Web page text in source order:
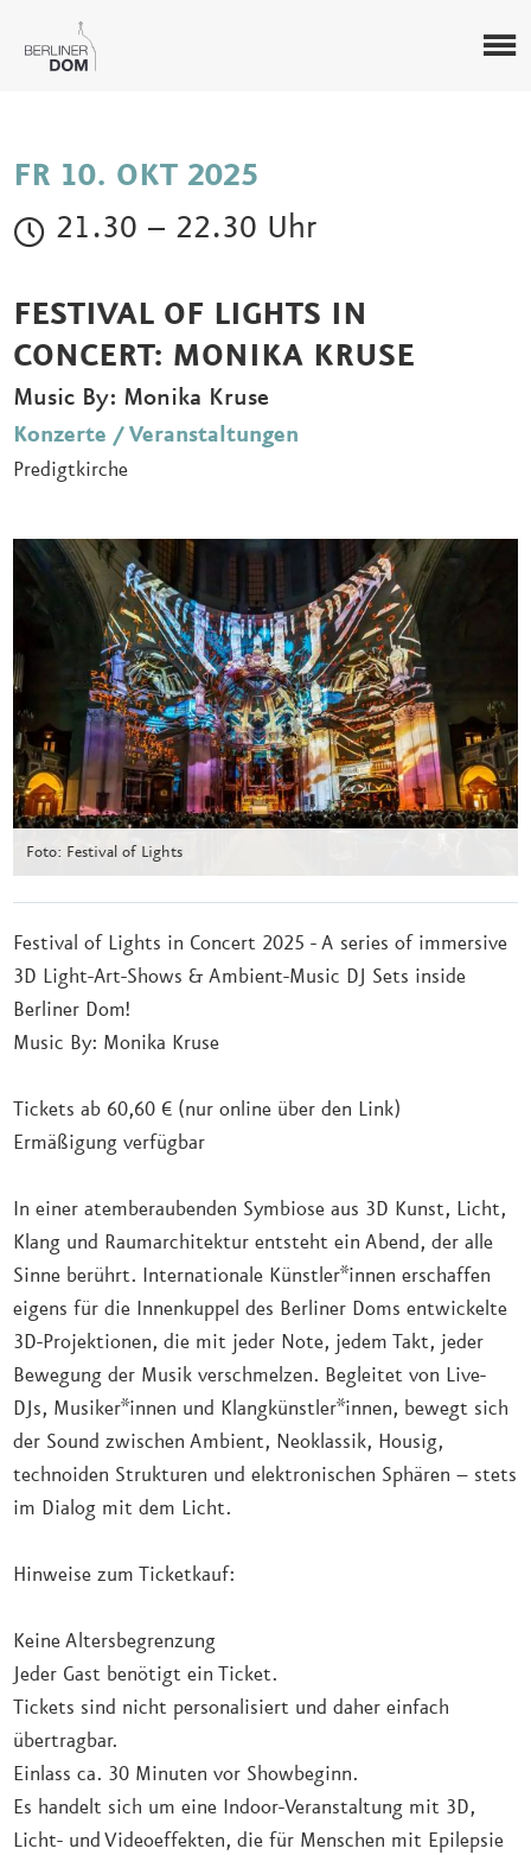
FR 10. OKT 2025
21.30 – 22.30 Uhr
FESTIVAL OF LIGHTS IN
CONCERT: MONIKA KRUSE
Music By: Monika Kruse
Konzerte / Veranstaltungen
Predigtkirche
Foto: Festival of Lights
Festival of Lights in Concert 2025 - A series of immersive
3D Light-Art-Shows & Ambient-Music DJ Sets inside
Berliner Dom!
Music By: Monika Kruse
Tickets ab 60,60 € (nur online über den Link)
Ermäßigung verfügbar
In einer atemberaubenden Symbiose aus 3D Kunst, Licht,
Klang und Raumarchitektur entsteht ein Abend, der alle
Sinne berührt. Internationale Künstler*innen erschaffen
eigens für die Innenkuppel des Berliner Doms entwickelte
3D-Projektionen, die mit jeder Note, jedem Takt, jeder
Bewegung der Musik verschmelzen. Begleitet von Live-
DJs, Musiker*innen und Klangkünstler*innen, bewegt sich
der Sound zwischen Ambient, Neoklassik, Housig,
technoiden Strukturen und elektronischen Sphären – stets
im Dialog mit dem Licht.
Hinweise zum Ticketkauf:
Keine Altersbegrenzung
Jeder Gast benötigt ein Ticket.
Tickets sind nicht personalisiert und daher einfach
übertragbar.
Einlass ca. 30 Minuten vor Showbeginn.
Es handelt sich um eine Indoor-Veranstaltung mit 3D,
Licht- und Videoeffekten, die für Menschen mit Epilepsie